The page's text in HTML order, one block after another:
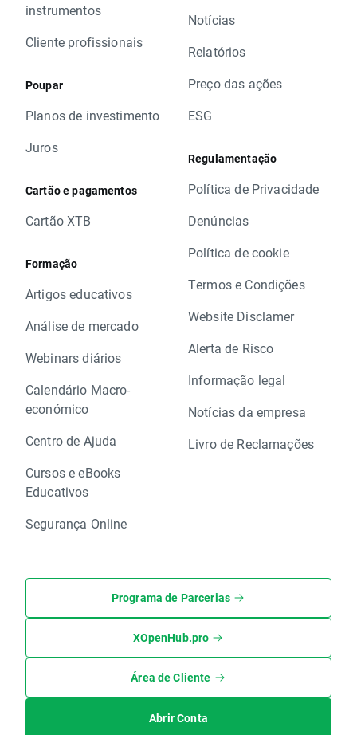
instrumentos
Cliente profissionais
Poupar
Planos de investimento
Juros
Cartão e pagamentos
Cartão XTB
Formação
Artigos educativos
Análise de mercado
Webinars diários
Calendário Macro-
económico
Centro de Ajuda
Cursos e eBooks
Educativos
Segurança Online
Notícias
Relatórios
Preço das ações
ESG
Regulamentação
Política de Privacidade
Denúncias
Política de cookie
Termos e Condições
Website Disclamer
Alerta de Risco
Informação legal
Notícias da empresa
Livro de Reclamações
Programa de Parcerias
XOpenHub.pro
Área de Cliente
Abrir Conta